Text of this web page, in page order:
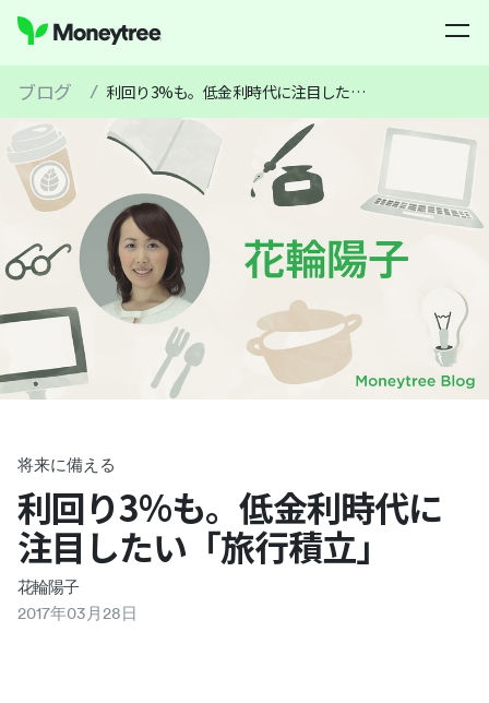
ブログ / 利回り3%も。低金利時代に注目したい「旅行積立」
将来に備える
利回り3%も。低金利時代に
注目したい「旅行積立」
花輪陽子
2017年03 月 28日